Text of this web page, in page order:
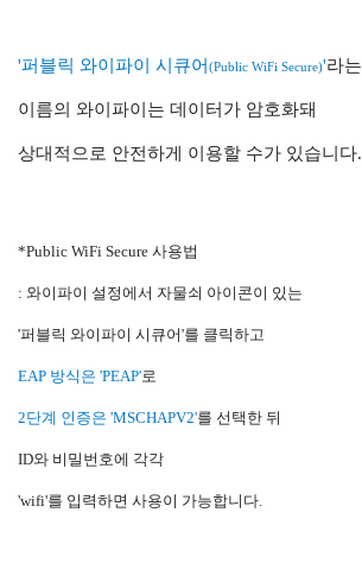
'퍼블릭 와이파이 시큐어 (Public WiFi Secure)'라는
이름의 와이파이는 데이터가 암호화돼
상대적으로 안전하게 이용할 수가 있습니다.
*Public WiFi Secure 사용법
: 와이파이 설정에서 자물쇠 아이콘이 있는
'퍼블릭 와이파이 시큐어'를 클릭하고
EAP 방식은 'PEAP'로
2단계 인증은 'MSCHAPV2'를 선택한 뒤
ID와 비밀번호에 각각
'wifi'를 입력하면 사용이 가능합니다.